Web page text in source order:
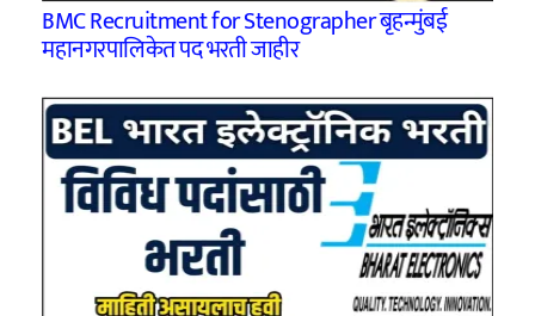
BMC Recruitment for Stenographer बृहन्मुंबई
महानगरपालिकेत पद भरती जाहीर